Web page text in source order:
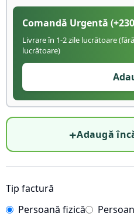
Comandă Urgentă (+230
Livrare în 1-2 zile lucrătoare
lucrătoare)
+Adaugă
Tip factură
Persoană fizică